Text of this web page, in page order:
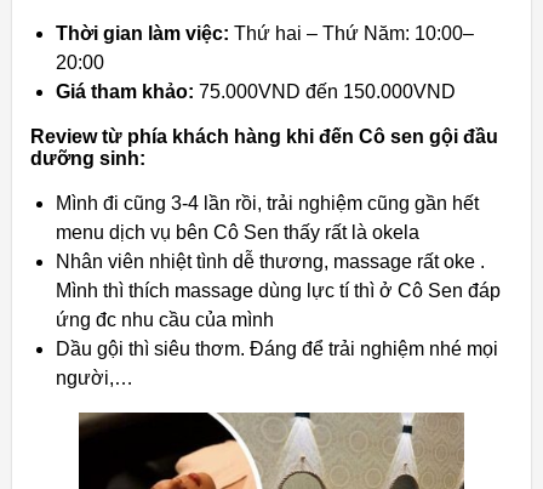
Thời gian làm việc: Thứ hai – Thứ Năm: 10:00–
20:00
Giá tham khảo: 75.000VND đến 150.000VND
Review từ phía khách hàng khi đến Cô sen gội đầu
dưỡng sinh:
Mình đi cũng 3-4 lần rồi, trải nghiệm cũng gần hết
menu dịch vụ bên Cô Sen thấy rất là okela
Nhân viên nhiệt tình dễ thương, massage rất oke .
Mình thì thích massage dùng lực tí thì ở Cô Sen đáp
ứng đc nhu cầu của mình
Dầu gội thì siêu thơm. Đáng để trải nghiệm nhé mọi
người,…